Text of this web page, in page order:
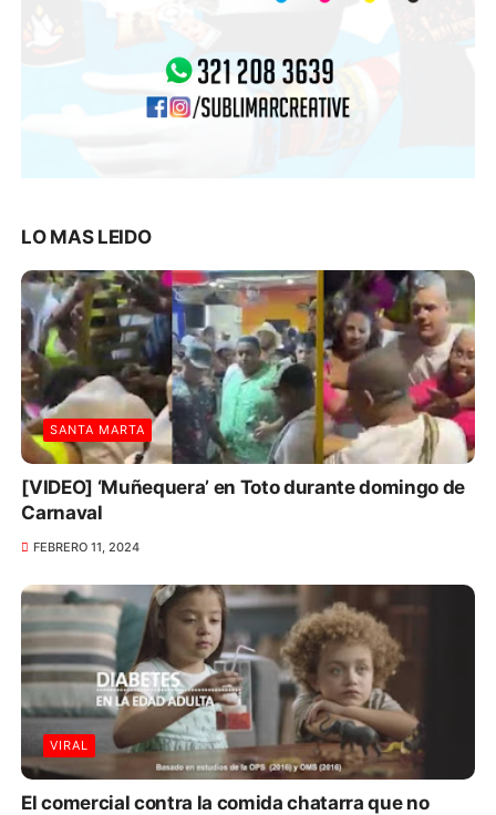
LO MAS LEIDO
SANTA MARTA
[VIDEO] ‘Muñequera’ en Toto durante domingo de
Carnaval
FEBRERO 11, 2024
VIRAL
El comercial contra la comida chatarra que no